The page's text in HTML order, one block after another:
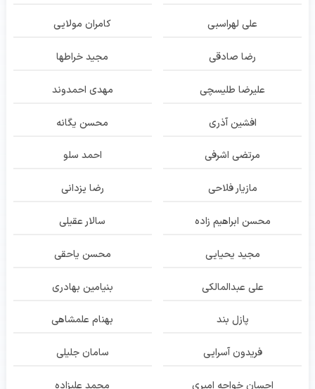
علی لهراسبی کامران مولایی
رضا صادقی مجید خراطها
علیرضا طلیسچی مهدی احمدوند
افشین آذری محسن یگانه
مرتضی اشرفی احمد سلو
مازیار فلاحی رضا یزدانی
محسن ابراهیم زاده سالار عقیلی
مجید یحیایی محسن یاحقی
علی عبدالمالکی بنیامین بهادری
پازل بند بهنام علمشاهی
فریدون آسرایی سامان جلیلی
احسان خواجه امیری محمد علیزاده